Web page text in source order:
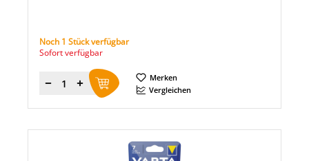
Noch 1 Stück verfügbar
Sofort verfügbar
Menge
Merken
Vergleichen